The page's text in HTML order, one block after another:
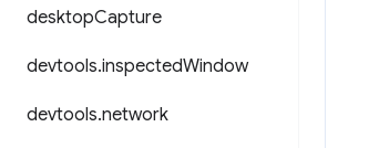
desktopCapture
devtools.inspectedWindow
devtools.network